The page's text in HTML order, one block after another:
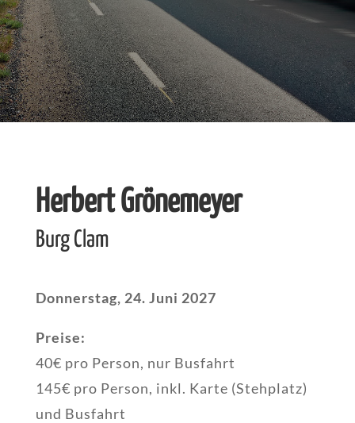
Herbert Grönemeyer
Burg Clam
Donnerstag, 24. Juni 2027
Preise:
40€ pro Person, nur Busfahrt
145€ pro Person, inkl. Karte (Stehplatz)
und Busfahrt